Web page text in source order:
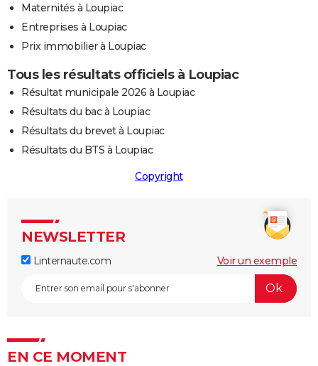
Maternités à Loupiac
Entreprises à Loupiac
Prix immobilier à Loupiac
Tous les résultats officiels à Loupiac
Résultat municipale 2026 à Loupiac
Résultats du bac à Loupiac
Résultats du brevet à Loupiac
Résultats du BTS à Loupiac
Copyright
NEWSLETTER
Linternaute.com Voir un exemple
EN CE MOMENT